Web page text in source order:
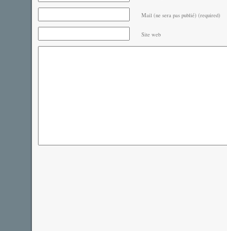
Mail (ne sera pas publié) (required)
Site web